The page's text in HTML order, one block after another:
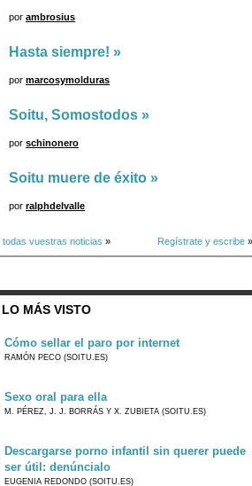
por ambrosius
Hasta siempre! »
por marcosymolduras
Soitu, Somostodos »
por schinonero
Soitu muere de éxito »
por ralphdelvalle
todas vuestras noticias » Regístrate y escribe »
LO MÁS VISTO
Cómo sellar el paro por internet
RAMÓN PECO (SOITU.ES)
Sexo oral para ella
M. PÉREZ, J. J. BORRÁS Y X. ZUBIETA (SOITU.ES)
Descargarse porno infantil sin querer puede
ser útil: denúncialo
EUGENIA REDONDO (SOITU.ES)